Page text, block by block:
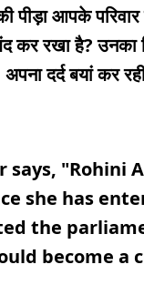
पीड़ा आपके
कर रखा है? उनका
अपना दर्द बयां कर
says, "Rohini
she has
the
become a